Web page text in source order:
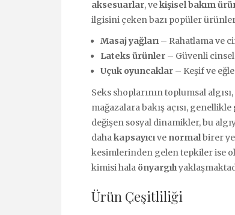
aksesuarlar, vekişisel bakım
ilgisini çeken bazı popüler
Masaj yağları – Rahatlama ve
Lateks ürünler – Güvenli
Uçuk oyuncaklar – Keşif ve
Seks shoplarının toplumsal
mağazalara bakış açısı, genellikle
değişen sosyal dinamikler, bu
dahakapsayıcıve normalbirer
kesimlerinden gelen tepkiler ise
kimisi hala önyargılı
Ürün Çeşitliliği